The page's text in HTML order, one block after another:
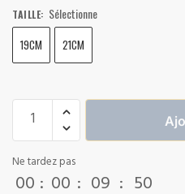
TAILLE: Sélectionne
19CM 21CM
Ne tardez pas
00: 00 : 09 : 50